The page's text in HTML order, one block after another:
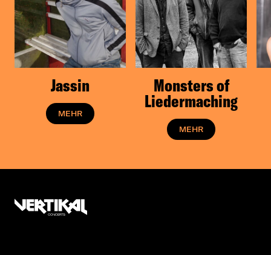
Jassin
MEHR
Monsters of
Liedermaching
MEHR